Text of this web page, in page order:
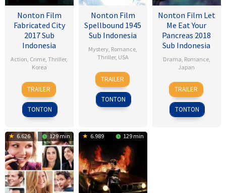
Nonton Film
Fabricated City
2017 Sub
Indonesia
Action, Crime,Thriller,
Korea
9
Feb
2017
Lee
Hu-
bin
TRAILER
TONTON
Nonton Film
Spellbound 1945
Sub Indonesia
Mystery, Romance,
Thriller, USA
8
Nov
1945
Alfred
Hitchcock
TRAILER
TONTON
Nonton Film Let
Me Eat Your
Pancreas 2018
Sub Indonesia
Drama, Romance,
Japan
28
Jul
2017
Sho
Tsukikawa
TRAILER
TONTON
6.626 129 min 6.989 129 min